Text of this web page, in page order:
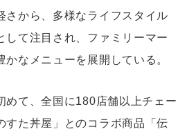
さから、多様なライフスタイル
して注目され、ファミリーマー
かなメニューを展開している。
めて、全国に180店舗以上チェー
すた丼屋」とのコラボ商品「伝